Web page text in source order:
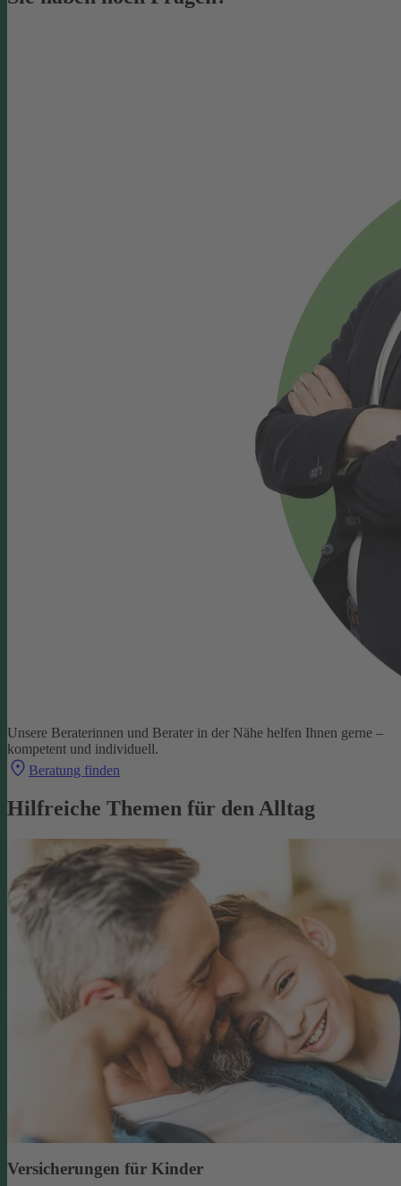
Unsere Beraterinnen und Berater in der Nähe helfen Ihnen gerne –
kompetent und individuell.
Beratung finden
Hilfreiche Themen für den Alltag
Versicherungen für Kinder